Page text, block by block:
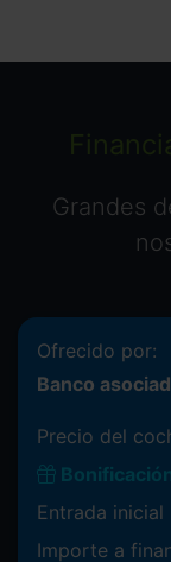
Grandes
Ofrecido por:
Banco
Precio del
Entrada inicial
Importe a